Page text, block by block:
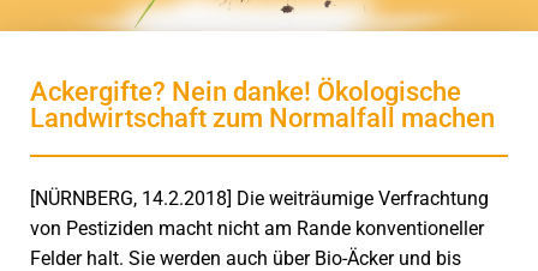
Ackergifte? Nein danke! Ökologische
Landwirtschaft zum Normalfall machen
[NÜRNBERG, 14.2.2018] Die weiträumige Verfrachtung
von Pestiziden macht nicht am Rande konventioneller
Felder halt. Sie werden auch über Bio-Äcker und bis